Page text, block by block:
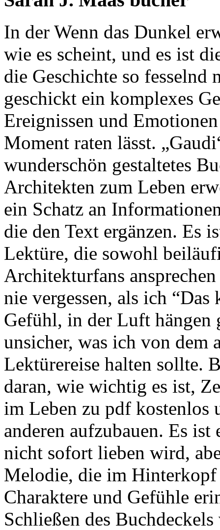
In der Wenn das Dunkel
wie es scheint, und es ist
die Geschichte so
geschickt ein komplexes
Ereignissen und
Moment raten lässt.
wunderschön gestaltetes
Architekten zum Leben
ein Schatz an
die den Text ergänzen. Es
Lektüre, die sowohl
Architekturfans
nie vergessen, als ich
Gefühl, in der Luft hängen
unsicher, was ich von dem
Lektürereise halten sollte.
daran, wie wichtig es ist,
im Leben zu pdf kostenlos
anderen aufzubauen. Es
nicht sofort lieben wird,
Melodie, die im
Charaktere und Gefühle
Schließen des